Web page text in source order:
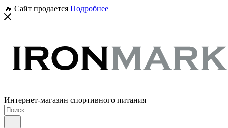
🔥 Сайт продается Подробнее
Интернет-магазин спортивного питания